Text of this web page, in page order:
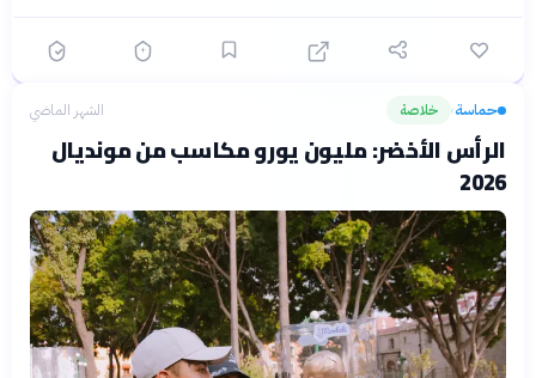
حماسة› خلاصة الشهر الماضي
الرأس الأخضر: مليون يورو مكاسب من مونديال
2026